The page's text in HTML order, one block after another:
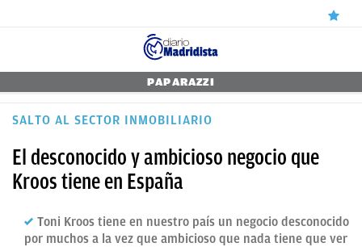
CANTERA
PAPARAZZI
SALTO AL SECTOR INMOBILIARIO
El desconocido y ambicioso negocio que
Kroos tiene en España
Toni Kroos tiene en nuestro país un negocio desconocido
por muchos a la vez que ambicioso que nada tiene que ver